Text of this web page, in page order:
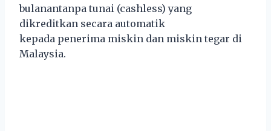
bulanantanpa tunai (cashless) yang
dikreditkan secara automatik
kepada penerima miskin dan miskin tegar di
Malaysia.